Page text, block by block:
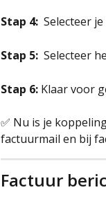
Stap 4: Selecteer
Stap 5: Selecteer
Stap 6: Klaar voor
✅ Nu is je
factuurmail en bij
Factuur